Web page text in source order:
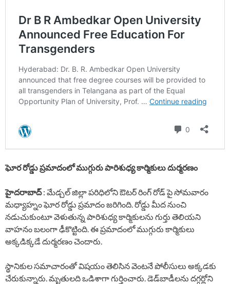
ఘోర రోడ్డు ప్రమాదంలో ముగ్గురు పారిశుధ్య కార్మికులు దుర్మరణం
హైదరాబాద్: మేడ్చల్ జిల్లా పరిధిలోని ఔటర్ రింగ్ రోడ్‌ పై సోమవారం
మధ్యాహ్నం ఘోర రోడ్డు ప్రమాదం జరిగింది. రోడ్డు మీద నుంచి
నడుచుకుంటూ వెళుతున్న పారిశుధ్య కార్మికులను గుర్తు తెలియని
వాహనం బలంగా ఢీకొట్టింది. ఈ ప్రమాదంలో ముగ్గురు కార్మికులు
అక్కడిక్కడే దుర్మరణం చెందారు.
స్థానికుల సమాచారంతో విషయం తెలిసిన వెంటనే పోలీసులు అక్కడకు
చేరుకున్నారు. మృతులది ఒడిశాగా గుర్తించారు. డెడ్‌బాడీలను దగ్గర్లోని